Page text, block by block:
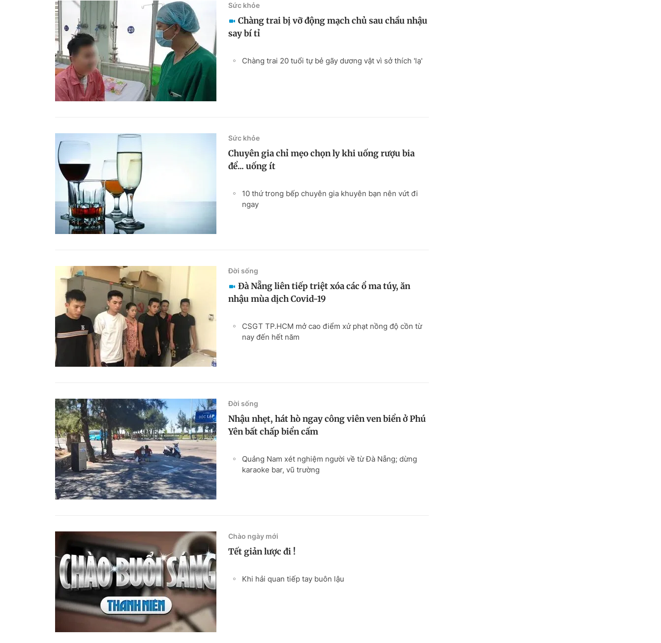
Sức khỏe
Chàng trai bị vỡ động mạch chủ sau chầu nhậu
say bí tỉ
Chàng trai 20 tuổi tự bẻ gãy dương vật vì sở thích 'lạ'
Sức khỏe
Chuyên gia chỉ mẹo chọn ly khi uống rượu bia
để... uống ít
10 thứ trong bếp chuyên gia khuyên bạn nên vứt đi
ngay
Đời sống
Đà Nẵng liên tiếp triệt xóa các ổ ma túy, ăn
nhậu mùa dịch Covid-19
CSGT TP.HCM mở cao điểm xử phạt nồng độ cồn từ
nay đến hết năm
Đời sống
Nhậu nhẹt, hát hò ngay công viên ven biển ở Phú
Yên bất chấp biển cấm
Quảng Nam xét nghiệm người về từ Đà Nẵng; dừng
karaoke bar, vũ trường
Chào ngày mới
Tết giản lược đi !
Khi hải quan tiếp tay buôn lậu